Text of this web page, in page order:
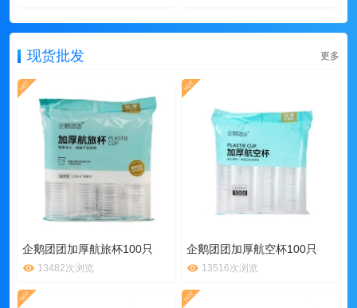
现货批发 更多
企鹅团团加厚航旅杯100只
13482次浏览
企鹅团团加厚航空杯100只
13516次浏览